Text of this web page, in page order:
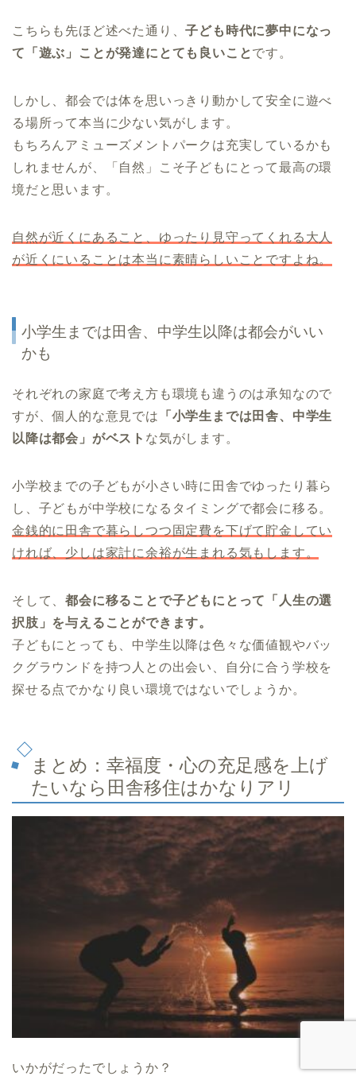
こちらも先ほど述べた通り、子ども時代に夢中になっ
て「遊ぶ」ことが発達にとても良いことです。
しかし、都会では体を思いっきり動かして安全に遊べ
る場所って本当に少ない気がします。
もちろんアミューズメントパークは充実しているかも
しれませんが、「自然」こそ子どもにとって最高の環
境だと思います。
自然が近くにあること、ゆったり見守ってくれる大人
が近くにいることは本当に素晴らしいことですよね。
小学生までは田舎、中学生以降は都会がいい
かも
それぞれの家庭で考え方も環境も違うのは承知なので
すが、個人的な意見では
「小学生までは田舎、中学生
以降は都会」がベスト な気がします。
小学校までの子どもが小さい時に田舎でゆったり暮ら
し、子どもが中学校になるタイミングで都会に移る。
金銭的に田舎で暮らしつつ固定費を下げて貯金してい
ければ、少しは家計に余裕が生まれる気もします。
そして、都会に移ることで子どもにとって「人生の選
択肢」を与えることができます。
子どもにとっても、中学生以降は色々な価値観やバッ
クグラウンドを持つ人との出会い、自分に合う学校を
探せる点でかなり良い環境ではないでしょうか。
まとめ：幸福度・心の充足感を上げ
たいなら田舎移住はかなりアリ
いかがだったでしょうか？